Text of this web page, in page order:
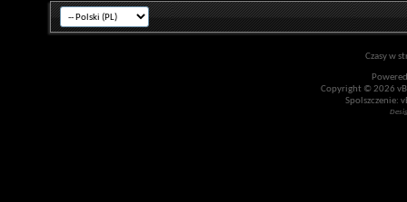
Czasy w
Copyright © 2026
Spolszczenie: